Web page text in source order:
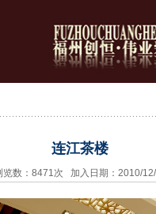
连江茶楼
览数：8471次 加入日期：2010/